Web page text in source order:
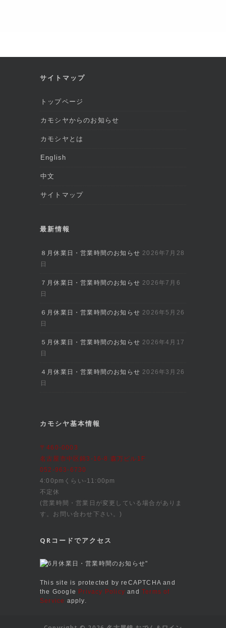
サイトマップ
トップページ
カモシヤからのお知らせ
カモシヤとは
English
中文
サイトマップ
最新情報
８月休業日・営業時間のお知らせ 2026年7月28
日
７月休業日・営業時間のお知らせ 2026年7月6
日
６月休業日・営業時間のお知らせ 2026年5月26
日
５月休業日・営業時間のお知らせ 2026年4月17
日
４月休業日・営業時間のお知らせ 2026年3月26
日
カモシヤ基本情報
〒460-0003
名古屋市中区錦3-16-8 森万ビル1F
052-963-6730
4:00pmくらい-11:00pm
不定休
(営業時間・営業日が変更している場合がありま
す。お問い合わせ下さい。)
QRコードでアクセス
This site is protected by reCAPTCHA and
the Google Privacy Policy andTerms of
Service apply.